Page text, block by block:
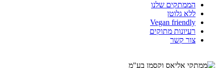
הממתקים שלנו
ללא גלוטן
Vegan friendly
רעיונות מתוקים
צור קשר